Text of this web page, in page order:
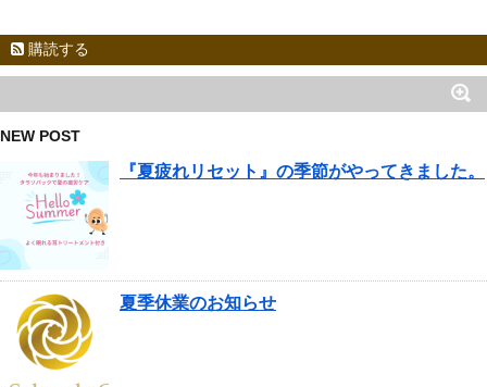
購読する
NEW POST
『夏疲れリセット』の季節がやってきました。
夏季休業のお知らせ